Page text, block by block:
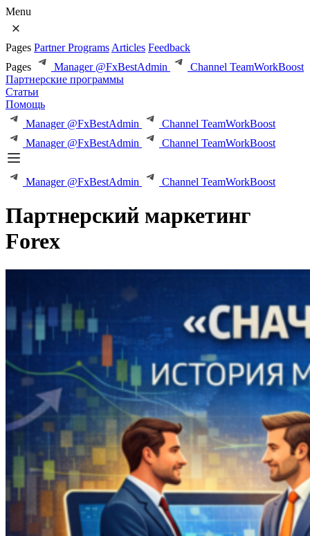
Menu
Pages Partner Programs Articles Feedback
Pages
Manager @FxBestAdmin
Channel TeamWorkBoost
Партнерские программы
Статьи
Помощь
Manager @FxBestAdmin
Channel TeamWorkBoost
Manager @FxBestAdmin
Channel TeamWorkBoost
Manager @FxBestAdmin Channel TeamWorkBoost
Партнерский маркетинг
Forex